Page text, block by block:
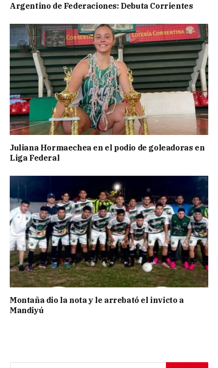
Argentino de Federaciones: Debuta Corrientes
Juliana Hormaechea en el podio de goleadoras en
Liga Federal
Montaña dio la nota y le arrebató el invicto a
Mandiyú